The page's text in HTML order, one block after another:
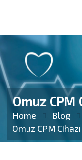
Omuz CPM
Home
Blog
Omuz CPM Cihazı